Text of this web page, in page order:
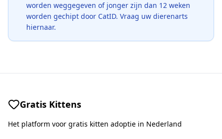
worden weggegeven of jonger zijn dan 12 weken
worden gechipt door CatID. Vraag uw dierenarts
hiernaar.
Gratis Kittens
Het platform voor gratis kitten adoptie in Nederland